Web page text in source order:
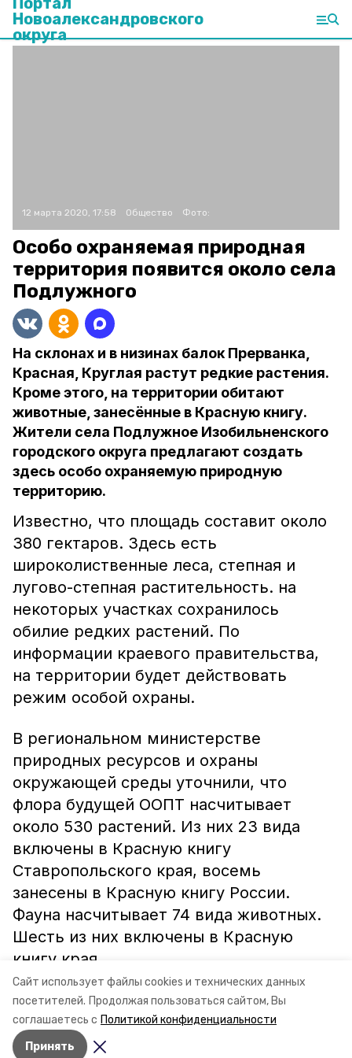
Сайт использует файлы cookies и технических данных
посетителей. Продолжая пользоваться сайтом, Вы
соглашаетесь с Политикой конфиденциальности
Принять
Новоалександровского
округа
12 марта 2020, 17:58 Общество Фото:
Особо охраняемая природная
территория появится около села
Подлужного
На склонах и в низинах балок Прерванка,
Красная, Круглая растут редкие растения.
Кроме этого, на территории обитают
животные, занесённые в Красную книгу.
Жители села Подлужное Изобильненского
городского округа предлагают создать
здесь особо охраняемую природную
территорию.
Известно, что площадь составит около
380 гектаров. Здесь есть
широколиственные леса, степная и
лугово-степная растительность. на
некоторых участках сохранилось
обилие редких растений. По
информации краевого правительства,
на территории будет действовать
режим особой охраны.
В региональном министерстве
природных ресурсов и охраны
окружающей среды уточнили, что
флора будущей ООПТ насчитывает
около 530 растений. Из них 23 вида
включены в Красную книгу
Ставропольского края, восемь
занесены в Красную книгу России.
Фауна насчитывает 74 вида животных.
Шесть из них включены в Красную
книгу края.
Авторы: Ольга Самсонова